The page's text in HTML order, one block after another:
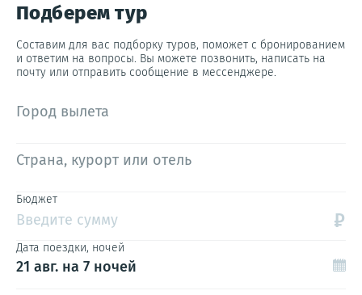
Подберем тур
Составим для вас подборку туров, поможет с бронированием
и ответим на вопросы. Вы можете позвонить, написать на
почту или отправить сообщение в мессенджере.
Город вылета
Страна, курорт или отель
Бюджет
Введите сумму ₽
Дата поездки, ночей
21 авг. на 7 ночей